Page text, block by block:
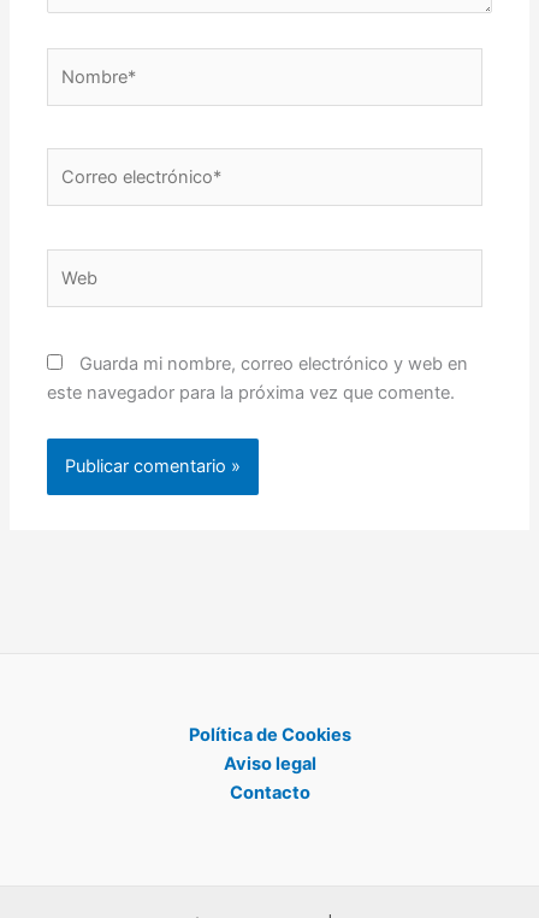
electrónico*
Guarda mi nombre, correo electrónico y web en
este navegador para la próxima vez que comente.
Política de Cookies
Aviso legal
Contacto